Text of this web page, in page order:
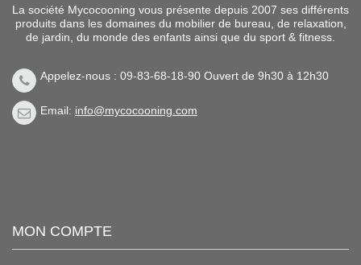
La société Mycocooning vous présente depuis 2007 ses différents
produits dans les domaines du mobilier de bureau, de relaxation,
de jardin, du monde des enfants ainsi que du sport & fitness.
Appelez-nous : 09-83-68-18-90 Ouvert de 9h30 à 12h30
Email: info@mycocooning.com
MON COMPTE